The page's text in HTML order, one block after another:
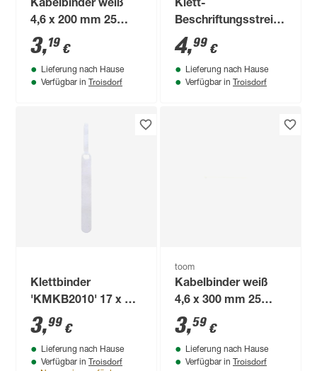
Kabelbinder weiß
4,6 x 200 mm 25
Stück
3,19 €
Lieferung nach Hause
Verfügbar in Troisdorf
Klett-
Beschriftungsstreifen
'KMBS2010' 9 x 1,2 x
0,2 cm 10 Stück
4,99 €
Lieferung nach Hause
Verfügbar in Troisdorf
Klettbinder
'KMKB2010' 17 x 1,2
x 0,2 cm 10 Stück
3,99 €
Lieferung nach Hause
Verfügbar in Troisdorf
toom
Kabelbinder weiß
4,6 x 300 mm 25
Stück
3,59 €
Lieferung nach Hause
Verfügbar in Troisdorf